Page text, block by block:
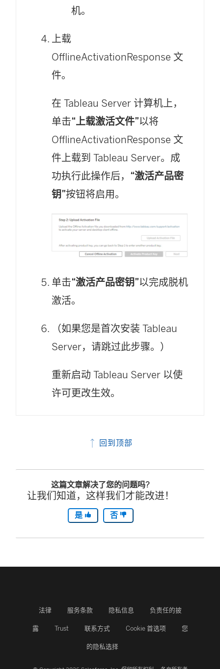
机。
上载
OfflineActivationResponse 文
件。
在 Tableau Server 计算机上，
单击“上载激活文件”以将
OfflineActivationResponse 文
件上载到 Tableau Server。成
功执行此操作后， “激活产品密
钥”按钮将启用。
单击“激活产品密钥”以完成脱机
激活。
（如果您是首次安装 Tableau
Server，请跳过此步骤。）
重新启动 Tableau Server 以使
许可更改生效。
回到顶部
这篇文章解决了您的问题吗?
让我们知道，这样我们才能改进！
是 否
法律 服务条款 隐私信息 负责任的披
露 Trust 联系方式 Cookie 首选项 您
的隐私选择